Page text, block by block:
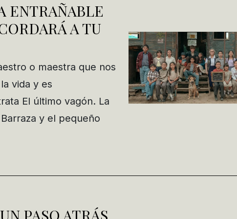
ENTRAÑABLE
A TU
o maestra que nos
vida y es
El último vagón. La
y el pequeño
PASO ATRÁS